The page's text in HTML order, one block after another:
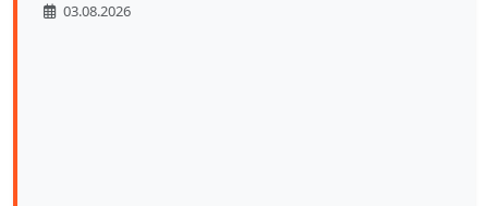
03.08.2026